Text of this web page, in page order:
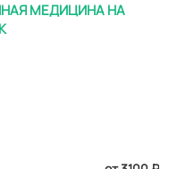
МЕДИЦИНА НА